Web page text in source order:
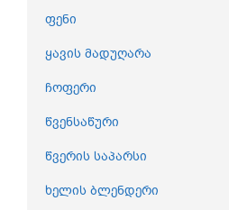
ფენი
ყავის მადუღარა
ჩოფერი
წვენსაწური
წვერის საპარსი
ხელის ბლენდერი